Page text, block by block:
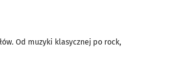
Od muzyki klasycznej po rock,